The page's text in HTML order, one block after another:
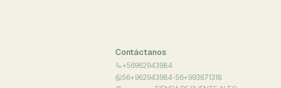
Contáctanos
+56962943984
56+962943984-56+993671318